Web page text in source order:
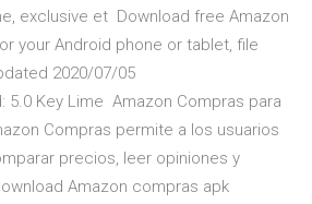
exclusive et Download free Amazon
your Android phone or tablet, file
2020/07/05
5.0 Key Lime Amazon Compras para
Compras permite a los usuarios
precios, leer opiniones y
Amazon compras apk